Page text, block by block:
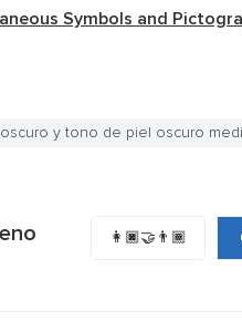
Symbols and
y tono de piel oscuro
👩🏿‍🤝‍👨🏾